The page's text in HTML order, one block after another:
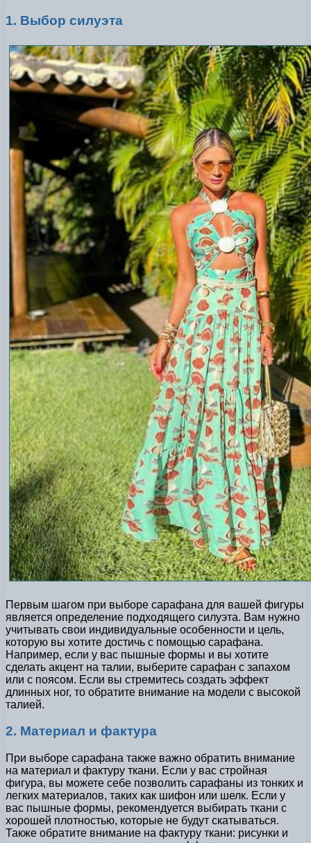
1. Выбор силуэта
Первым шагом при выборе сарафана для вашей фигуры
является определение подходящего силуэта. Вам нужно
учитывать свои индивидуальные особенности и цель,
которую вы хотите достичь с помощью сарафана.
Например, если у вас пышные формы и вы хотите
сделать акцент на талии, выберите сарафан с запахом
или с поясом. Если вы стремитесь создать эффект
длинных ног, то обратите внимание на модели с высокой
талией.
2. Материал и фактура
При выборе сарафана также важно обратить внимание
на материал и фактуру ткани. Если у вас стройная
фигура, вы можете себе позволить сарафаны из тонких и
легких материалов, таких как шифон или шелк. Если у
вас пышные формы, рекомендуется выбирать ткани с
хорошей плотностью, которые не будут скатываться.
Также обратите внимание на фактуру ткани: рисунки и